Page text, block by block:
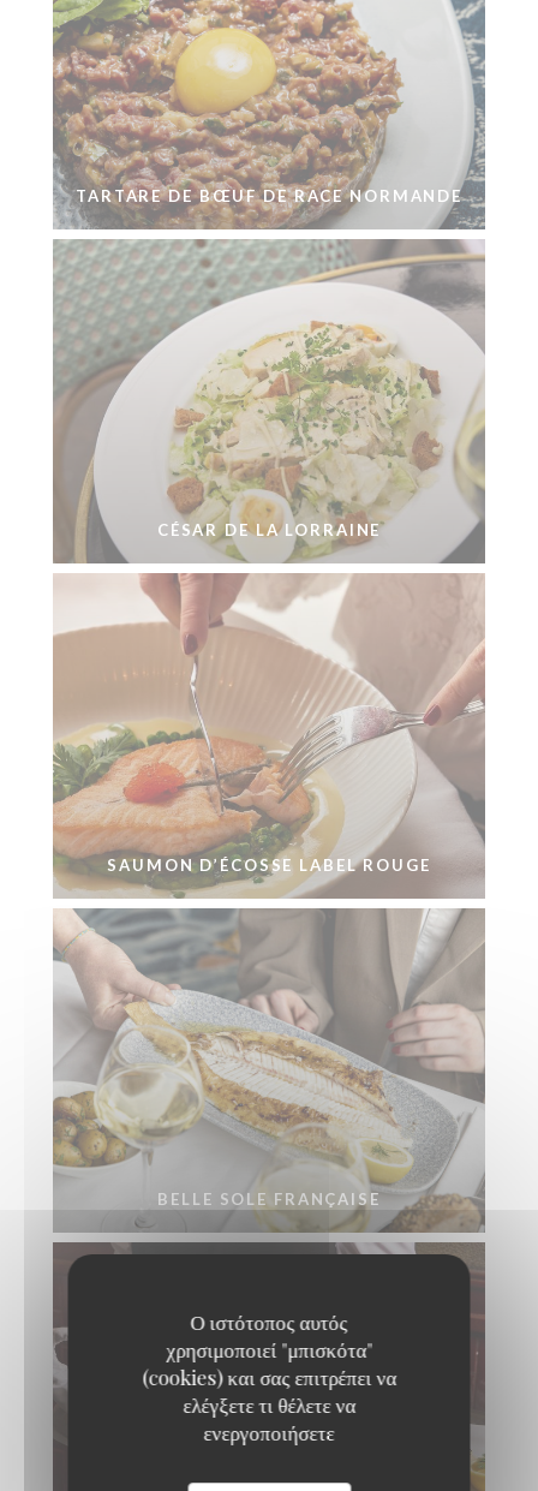
Ο ιστότοπος αυτός
χρησιμοποιεί "μπισκότα"
(cookies) και σας επιτρέπει να
ελέγξετε τι θέλετε να
ενεργοποιήσετε
TARTARE DE BŒUF DE RACE NORMANDE
CÉSAR DE LA LORRAINE
SAUMON D’ÉCOSSE LABEL ROUGE
BELLE SOLE FRANÇAISE